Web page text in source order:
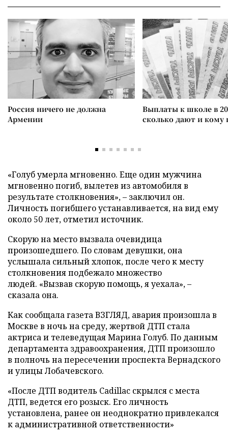
Россия ничего не должна
Армении
Выплаты к школе в
сколько дают и
«Голуб умерла мгновенно. Еще один мужчина
мгновенно погиб, вылетев из автомобиля в
результате столкновения»,– заключил он.
Личность погибшего устанавливается, на вид ему
около 50 лет, отметил источник.
Скорую на место вызвала очевидица
произошедшего. По словам девушки, она
услышала сильный хлопок, после чего к месту
столкновения подбежало множество
людей. «Вызвав скорую помощь, я уехала»,–
сказала она.
Как сообщала газета ВЗГЛЯД, авария произошла в
Москве в ночь на среду, жертвой ДТП стала
актриса и телеведущая Марина Голуб. По данным
департамента здравоохранения, ДТП произошло
в полночь на пересечении проспекта Вернадского
и улицы Лобачевского.
«После ДТП водитель Cadillac скрылся с места
ДТП, ведется его розыск. Его личность
установлена, ранее он неоднократно привлекался
к административной ответственности»